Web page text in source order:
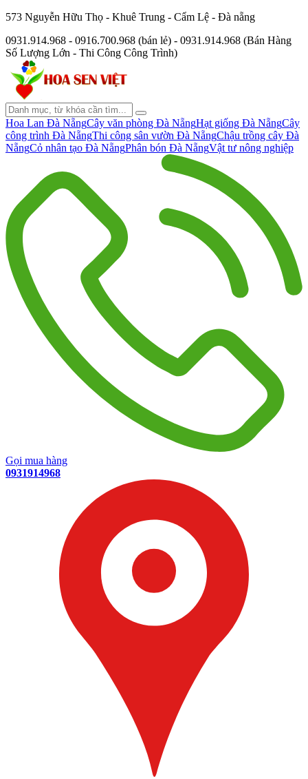
573 Nguyễn Hữu Thọ - Khuê Trung - Cẩm Lệ - Đà nẵng
0931.914.968 - 0916.700.968 (bán lẻ) - 0931.914.968 (Bán Hàng
Số Lượng Lớn - Thi Công Công Trình)
Hoa Lan Đà NẵngCây văn phòng Đà NẵngHạt giống Đà NẵngCây
công trình Đà NẵngThi công sân vườn Đà NẵngChậu trồng cây Đà
NẵngCỏ nhân tạo Đà NẵngPhân bón Đà NẵngVật tư nông nghiệp
Gọi mua hàng
0931914968